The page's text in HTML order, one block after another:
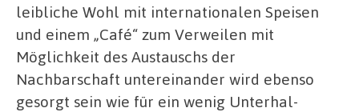
leibliche Wohl mit internationalen Speisen
und einem „Café“ zum Verweilen mit
Möglichkeit des Austauschs der
Nachbarschaft untereinander wird ebenso
gesorgt sein wie für ein wenig Unterhal-